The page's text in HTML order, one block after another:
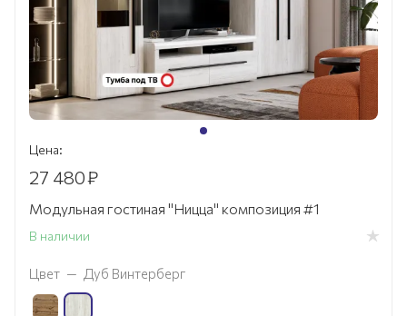
Цена:
27 480₽
Модульная гостиная "Ницца" композиция #1
В наличии
Цвет — Дуб Винтерберг